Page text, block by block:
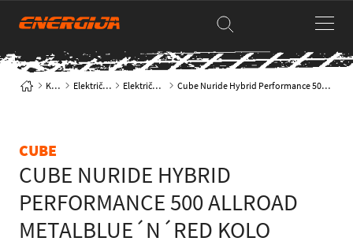
Kolesa Električna kolesa Električna trekking Cube Nuride Hybrid Performance 500 Allroad metalblue´n´red kolo
CUBE
CUBE NURIDE HYBRID
PERFORMANCE 500 ALLROAD
METALBLUE´N´RED KOLO